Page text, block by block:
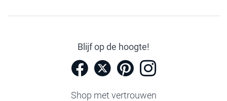
Blijf op de hoogte!
Shop met vertrouwen